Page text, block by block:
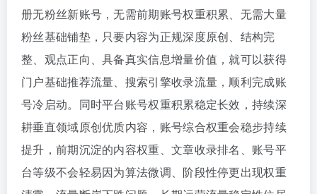
册无粉丝新账号，无需前期账号权重积累、无需大量
粉丝基础铺垫，只要内容为正规深度原创、结构完
整、观点正向、具备真实信息增量价值，就可以获得
门户基础推荐流量、搜索引擎收录流量，顺利完成账
号冷启动。同时平台账号权重积累稳定长效，持续深
耕垂直领域原创优质内容，账号综合权重会稳步持续
提升，前期沉淀的内容权重、文章收录排名、账号平
台等级不会轻易因为算法微调、阶段性停更出现权重